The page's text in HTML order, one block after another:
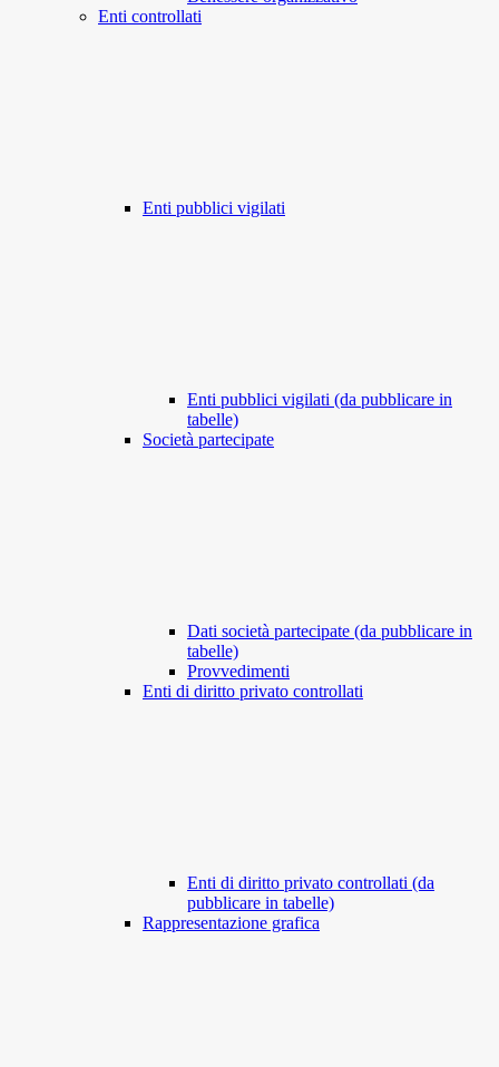
Enti controllati
Enti pubblici vigilati
Enti pubblici vigilati (da pubblicare in
tabelle)
Società partecipate
Dati società partecipate (da pubblicare in
tabelle)
Provvedimenti
Enti di diritto privato controllati
Enti di diritto privato controllati (da
pubblicare in tabelle)
Rappresentazione grafica